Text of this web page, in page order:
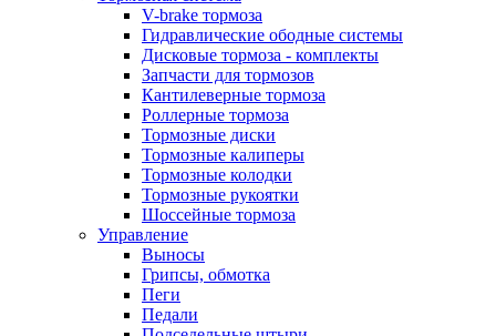
V-brake тормоза
Гидравлические ободные системы
Дисковые тормоза - комплекты
Запчасти для тормозов
Кантилеверные тормоза
Роллерные тормоза
Тормозные диски
Тормозные калиперы
Тормозные колодки
Тормозные рукоятки
Шоссейные тормоза
Управление
Выносы
Грипсы, обмотка
Пеги
Педали